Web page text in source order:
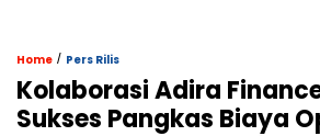
Home / Pers Rilis
Kolaborasi Adira
Sukses Pangkas Biaya